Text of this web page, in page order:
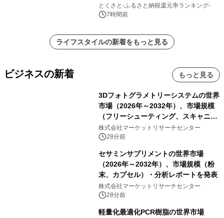
とくさと-ふるさと納税還元率ランキング-
7時間前
ライフスタイルの新着をもっと見る
ビジネスの新着 もっと見る
3Dフォトグラメトリーシステムの世界
市場（2026年～2032年）、市場規模
（フリーシューティング、スキャニン
グ、その他）・分析レポートを発表
株式会社マーケットリサーチセンター
28分前
セサミンサプリメントの世界市場
（2026年～2032年）、市場規模（粉
末、カプセル）・分析レポートを発表
株式会社マーケットリサーチセンター
28分前
軽量化最適化PCR樹脂の世界市場